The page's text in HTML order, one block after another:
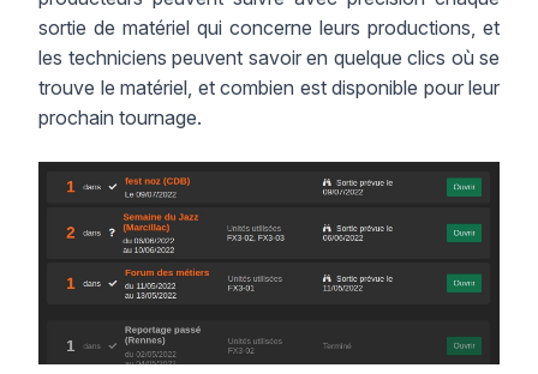
sortie de matériel qui concerne leurs productions, et
les techniciens peuvent savoir en quelque clics où se
trouve le matériel, et combien est disponible pour leur
prochain tournage.